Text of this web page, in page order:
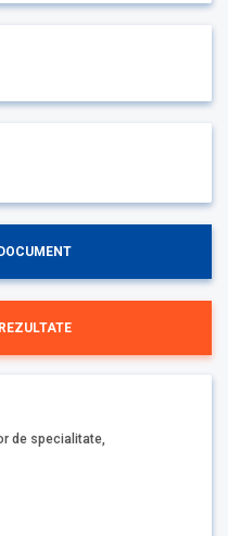
de specialitate,